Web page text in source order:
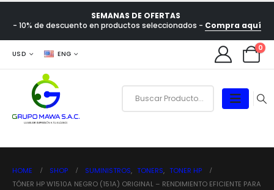
SEMANAS DE OFERTAS
- 10% de descuento en productos seleccionados - Compra aquí
USD ENG
0
HOME SHOP SUMINISTROS, TONERS, TONER HP
TÓNER HP W1510A NEGRO (151A) ORIGINAL – RENDIMIENTO EFICIENTE PARA